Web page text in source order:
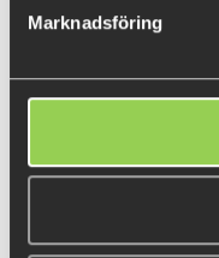
Marknadsföring